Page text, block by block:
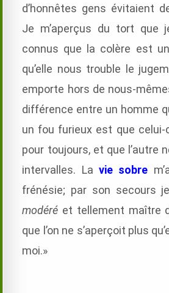
d’honnêtes gens évitaient
Je m’aperçus du tort que
connus que la colère est
qu’elle nous trouble le
emporte hors de nous-
différence entre un homme
un fou furieux est que celui-
pour toujours, et que l’autre
intervalles. Lavie sobre
frénésie; par son secours
modéré et tellement maître
que l’on ne s’aperçoit plus
moi.»